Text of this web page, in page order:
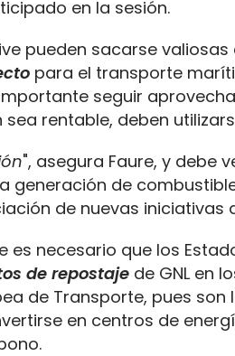
en la sesión.
pueden sacarse
para el transporte
seguir
rentable, deben
", asegura Faure, y debe
generación de
de nuevas iniciativas
es necesario que los
de repostaje de GNL en
de Transporte, pues
en centros de